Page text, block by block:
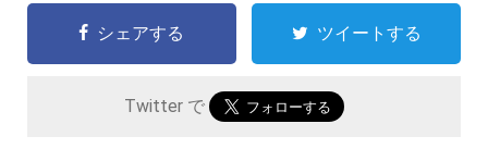
シェアする ツイートする
Twitter で